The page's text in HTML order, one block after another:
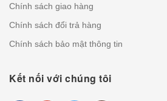
Chính sách giao hàng
Chính sách đổi trả hàng
Chính sách bảo mật thông tin
Kết nối với chúng tôi